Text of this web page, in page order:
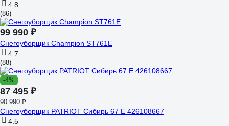
4.8
(86)
99 990 ₽
Снегоуборщик Champion ST761E
4.7
(88)
-4%
87 495 ₽
90 990 ₽
Снегоуборщик PATRIOT Сибирь 67 E 426108667
4.5